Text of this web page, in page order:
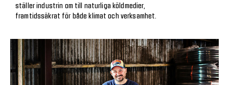
ställer industrin om till naturliga köldmedier,
framtidssäkrat för både klimat och verksamhet.